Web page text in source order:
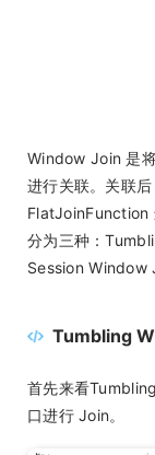
Window Join 是
进行关联。关联
FlatJoinFunction
分为三种：
Session Window
Tumbling
首先来看
口进行 Join。